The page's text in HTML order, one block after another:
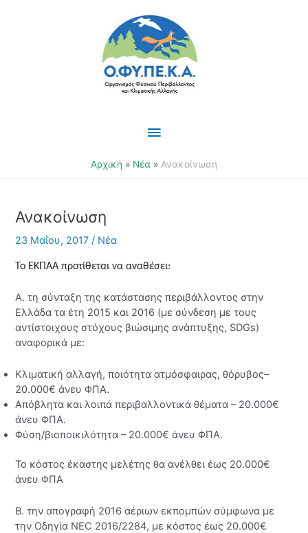
Κύριο
Μενού
Αρχική Νέα Ανακοίνωση
Ανακοίνωση
23 Μαΐου, 2017/ Νέα
To EΚΠΑΑ προτίθεται να αναθέσει:
Α. τη σύνταξη της κατάστασης περιβάλλοντος στην
Ελλάδα τα έτη 2015 και 2016 (με σύνδεση με τους
αντίστοιχους στόχους βιώσιμης ανάπτυξης, SDGs)
αναφορικά με:
Κλιματική αλλαγή, ποιότητα ατμόσφαιρας, θόρυβος–
20.000€ άνευ ΦΠΑ.
Απόβλητα και λοιπά περιβαλλοντικά θέματα – 20.000€
άνευ ΦΠΑ.
Φύση/βιοποικιλότητα – 20.000€ άνευ ΦΠΑ.
Το κόστος έκαστης μελέτης θα ανέλθει έως 20.000€
άνευ ΦΠΑ
Β. την απογραφή 2016 αέριων εκπομπών σύμφωνα με
την Οδηγία NEC 2016/2284, με κόστος έως 20.000€